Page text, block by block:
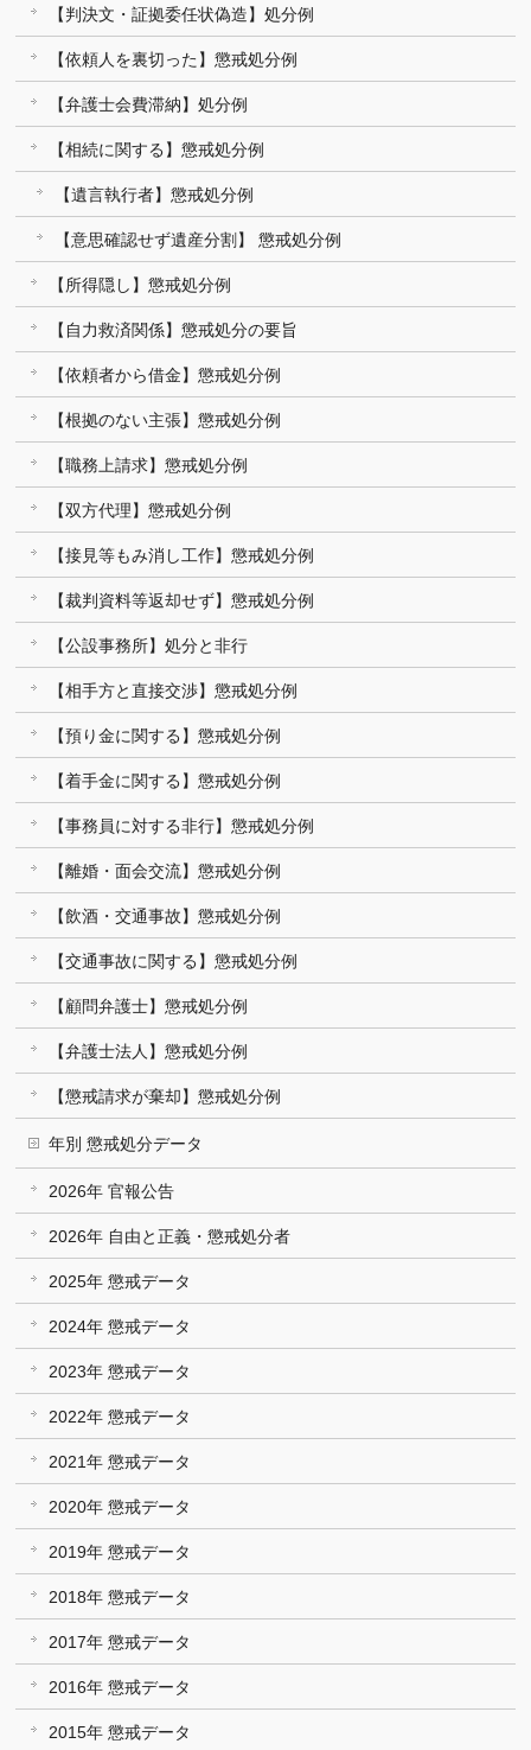
【判決文・証拠委任状偽造】処分例
【依頼人を裏切った】懲戒処分例
【弁護士会費滞納】処分例
【相続に関する】懲戒処分例
【遺言執行者】懲戒処分例
【意思確認せず遺産分割】 懲戒処分例
【所得隠し】懲戒処分例
【自力救済関係】懲戒処分の要旨
【依頼者から借金】懲戒処分例
【根拠のない主張】懲戒処分例
【職務上請求】懲戒処分例
【双方代理】懲戒処分例
【接見等もみ消し工作】懲戒処分例
【裁判資料等返却せず】懲戒処分例
【公設事務所】処分と非行
【相手方と直接交渉】懲戒処分例
【預り金に関する】懲戒処分例
【着手金に関する】懲戒処分例
【事務員に対する非行】懲戒処分例
【離婚・面会交流】懲戒処分例
【飲酒・交通事故】懲戒処分例
【交通事故に関する】懲戒処分例
【顧問弁護士】懲戒処分例
【弁護士法人】懲戒処分例
【懲戒請求が棄却】懲戒処分例
年別 懲戒処分データ
2026年 官報公告
2026年 自由と正義・懲戒処分者
2025年 懲戒データ
2024年 懲戒データ
2023年 懲戒データ
2022年 懲戒データ
2021年 懲戒データ
2020年 懲戒データ
2019年 懲戒データ
2018年 懲戒データ
2017年 懲戒データ
2016年 懲戒データ
2015年 懲戒データ